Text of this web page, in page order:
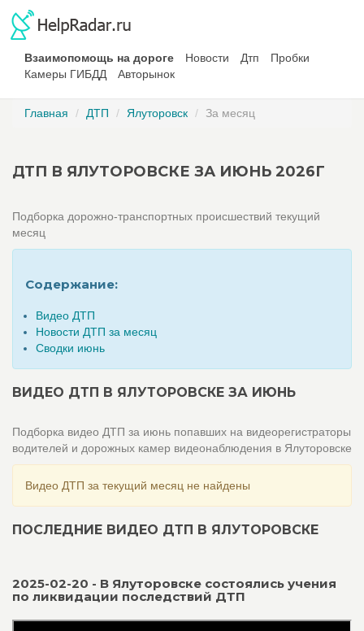
Взаимопомощь на дороге Новости Дтп
Пробки
Камеры ГИБДД
Авторынок
Главная ДТП Ялуторовск За месяц
ДТП В ЯЛУТОРОВСКЕ ЗА ИЮНЬ 2026Г
Подборка дорожно-транспортных происшествий текущий
месяц
Содержание:
Видео ДТП
Новости ДТП за месяц
Сводки июнь
ВИДЕО ДТП В ЯЛУТОРОВСКЕ ЗА ИЮНЬ
Подборка видео ДТП за июнь попавших на видеорегистраторы
водителей и дорожных камер видеонаблюдения в Ялуторовске
Видео ДТП за текущий месяц не найдены
ПОСЛЕДНИЕ ВИДЕО ДТП В ЯЛУТОРОВСКЕ
2025-02-20 - В Ялуторовске состоялись учения
по ликвидации последствий ДТП